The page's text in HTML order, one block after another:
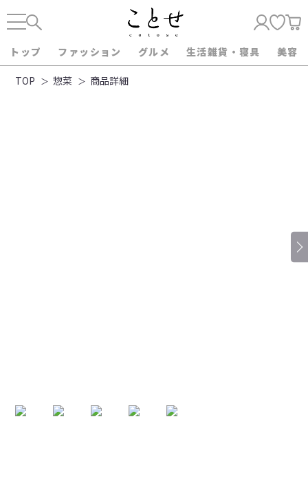
トップ ファッション グルメ 生活雑貨・寝具 美容
TOP 惣菜 商品詳細